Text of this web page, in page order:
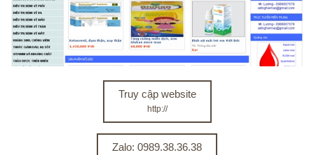
Truy cập website
http://
Zalo: 0989.38.36.38